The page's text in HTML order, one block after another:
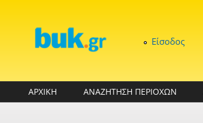
Είσοδος
ΑΡΧΙΚΗ ΑΝΑΖΗΤΗΣΗ ΠΕΡΙΟΧΩΝ